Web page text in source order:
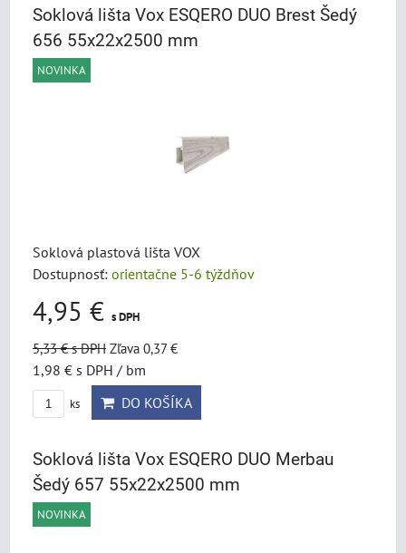
Soklová lišta Vox ESQERO DUO Brest Šedý
656 55x22x2500 mm
NOVINKA
Soklová plastová lišta VOX
Dostupnosť: orientačne 5-6 týždňov
4,95 € s DPH
5,33 €s DPH Zľava 0,37 €
1,98 € s DPH / bm
ks DO KOŠÍKA
Soklová lišta Vox ESQERO DUO Merbau
Šedý 657 55x22x2500 mm
NOVINKA